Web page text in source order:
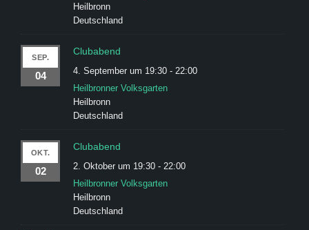
Heilbronn
Deutschland
SEP.
04
Clubabend
4. September um 19:30 - 22:00
Heilbronner Volksgarten
Heilbronn
Deutschland
OKT.
02
Clubabend
2. Oktober um 19:30 - 22:00
Heilbronner Volksgarten
Heilbronn
Deutschland